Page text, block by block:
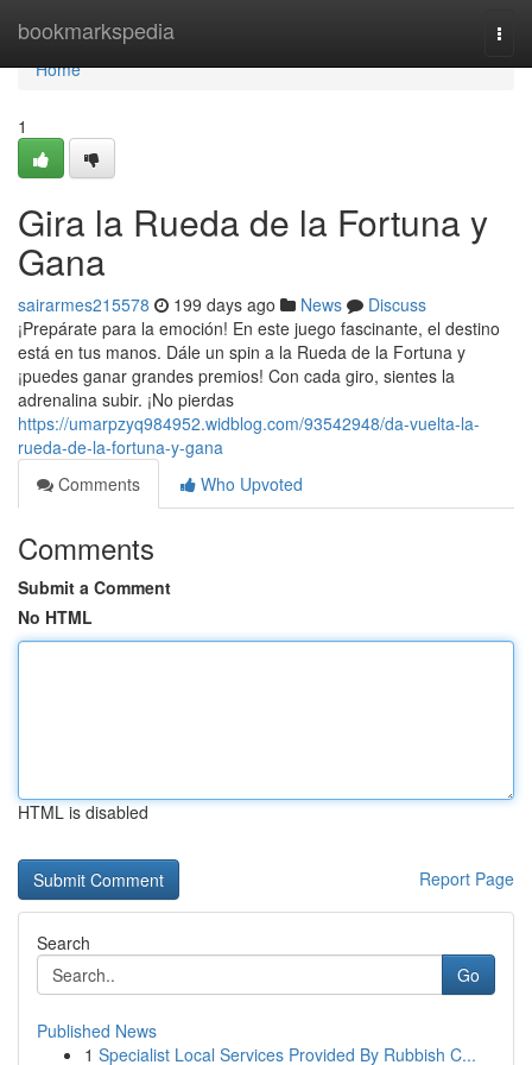
bookmarkspedia
Home
Home
1
Gira la Rueda de la Fortuna y
Gana
sairarmes215578 199 days ago News
Discuss
¡Prepárate para la emoción! En este juego fascinante, el destino
está en tus manos. Dále un spin a la Rueda de la Fortuna y
¡puedes ganar grandes premios! Con cada giro, sientes la
adrenalina subir. ¡No pierdas
https://umarpzyq984952.widblog.com/93542948/da-vuelta-la-
rueda-de-la-fortuna-y-gana
Comments
Who Upvoted
Comments
Submit a Comment
No HTML
HTML is disabled
Report Page
Search
Go
Published News
1 Specialist Local Services Provided By Rubbish C...